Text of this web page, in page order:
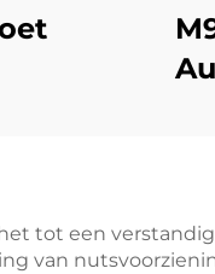
tot een
van